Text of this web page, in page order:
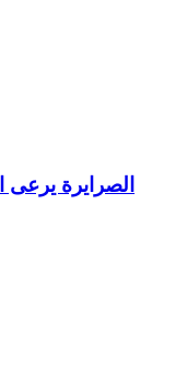
الصرايرة